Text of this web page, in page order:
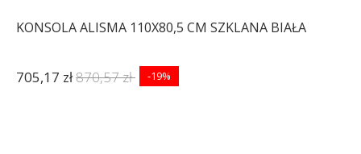
KONSOLA ALISMA 110X80,5 CM SZKLANA BIAŁA
705,17 zł870,57 zł -19%